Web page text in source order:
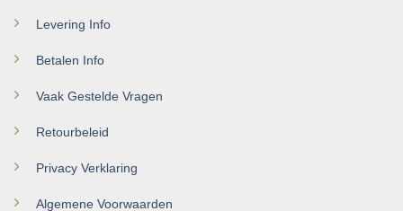
Levering Info
Betalen Info
Vaak Gestelde Vragen
Retourbeleid
Privacy Verklaring
Algemene Voorwaarden